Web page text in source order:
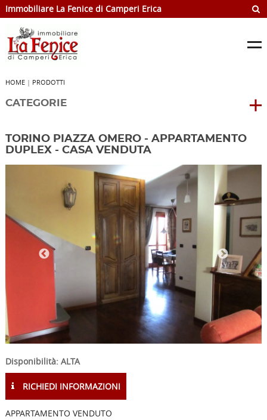
Immobiliare La Fenice di Camperi Erica
HOME| PRODOTTI
CATEGORIE
TORINO PIAZZA OMERO - APPARTAMENTO
DUPLEX - CASA VENDUTA
Disponibilità: ALTA
RICHIEDI INFORMAZIONI
APPARTAMENTO VENDUTO